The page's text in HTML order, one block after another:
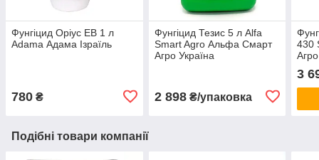
Фунгіцид Оріус ЕВ 1 л
Adama Адама Ізраїль
780 ₴
Фунгіцид Тезис 5 л Alfa
Smart Agro Альфа Смарт
Агро Україна
2 898₴/упаковка
430
3
Подібні товари компанії